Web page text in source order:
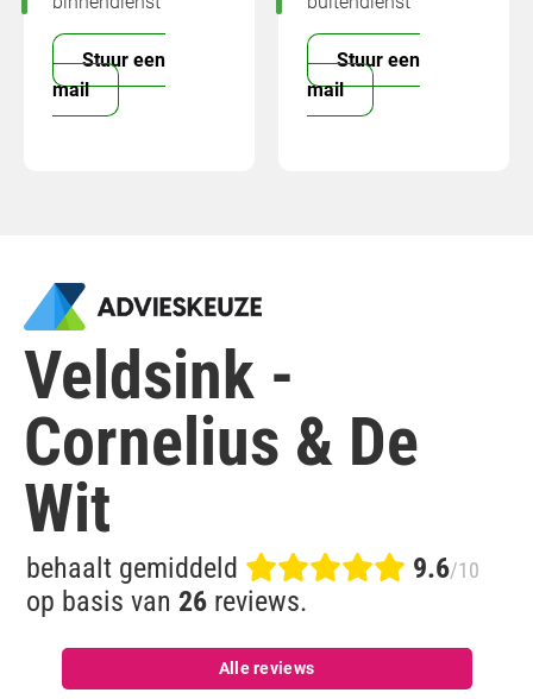
Stuur een
mail
Stuur een
mail
Veldsink -
Cornelius & De
Wit
behaalt gemiddeld 9.6/10
op basis van 26 reviews.
Alle reviews